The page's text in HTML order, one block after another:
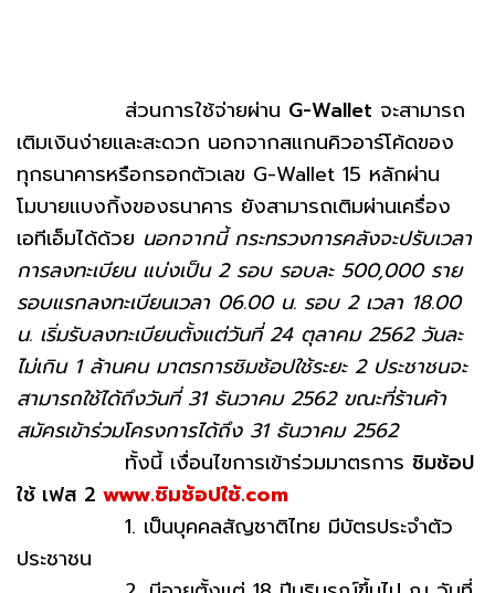
ส่วนการใช้จ่ายผ่าน G-Wallet จะสามารถ
เติมเงินง่ายและสะดวก นอกจากสแกนคิวอาร์โค้ดของ
ทุกธนาคารหรือกรอกตัวเลข G-Wallet 15 หลักผ่าน
โมบายแบงกิ้งของธนาคาร ยังสามารถเติมผ่านเครื่อง
เอทีเอ็มได้ด้วย นอกจากนี้ กระทรวงการคลังจะปรับเวลา
การลงทะเบียน แบ่งเป็น 2 รอบ รอบละ 500,000 ราย
รอบแรกลงทะเบียนเวลา 06.00 น. รอบ 2 เวลา 18.00
น. เริ่มรับลงทะเบียนตั้งแต่วันที่ 24 ตุลาคม 2562 วันละ
ไม่เกิน 1 ล้านคน มาตรการชิมช้อปใช้ระยะ 2 ประชาชนจะ
สามารถใช้ได้ถึงวันที่ 31 ธันวาคม 2562 ขณะที่ร้านค้า
สมัครเข้าร่วมโครงการได้ถึง 31 ธันวาคม 2562
ทั้งนี้ เงื่อนไขการเข้าร่วมมาตรการ ชิมช้อป
ใช้ เฟส 2 www.ชิมช้อปใช้.com
1. เป็นบุคคลสัญชาติไทย มีบัตรประจำตัว
ประชาชน